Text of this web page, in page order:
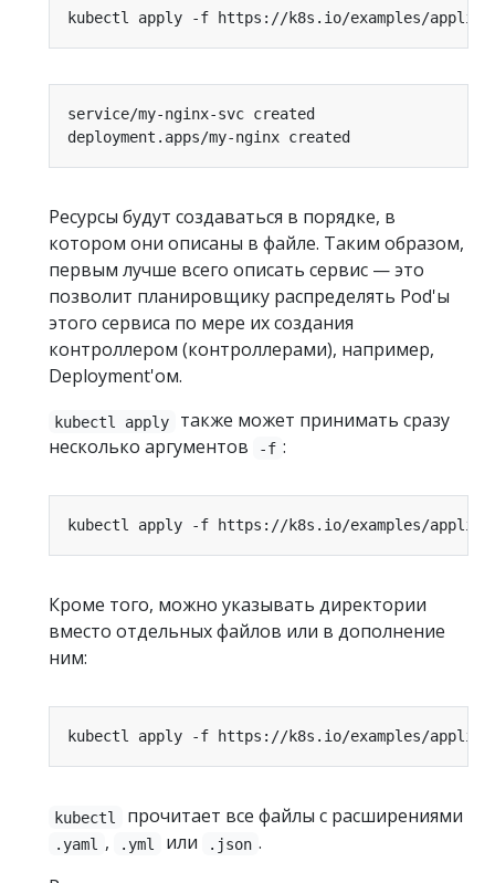
Ресурсы будут создаваться в порядке, в
котором они описаны в файле. Таким образом,
первым лучше всего описать сервис — это
позволит планировщику распределять Pod'ы
этого сервиса по мере их создания
контроллером (контроллерами), например,
Deployment'ом.
kubectl apply
также может принимать сразу
несколько аргументов
-f :
Кроме того, можно указывать директории
вместо отдельных файлов или в дополнение
ним:
kubectl прочитает все файлы с расширениями
.yaml , .yml или .json .